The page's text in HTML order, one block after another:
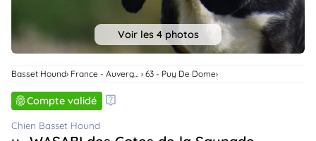
Connexion Voir les 4 photos
Basset Hound France - Auvergne-Rhone-Alpes 63 - Puy De Dome
Compte validé
Chien Basset Hound